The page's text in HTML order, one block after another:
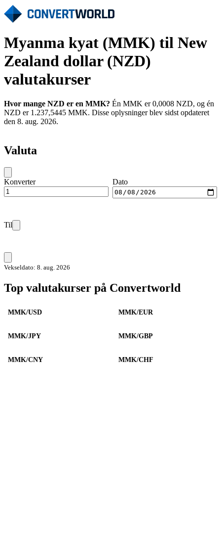
Myanma kyat (MMK) til New
Zealand dollar (NZD)
valutakurser
Hvor mange NZD er en MMK? Én MMK er 0,0008 NZD, og én
NZD er 1.237,5445 MMK. Disse oplysninger blev sidst opdateret
den 8. aug. 2026.
Valuta
Konverter Dato
Til
Vekseldato: 8. aug. 2026
Top valutakurser på Convertworld
MMK/USD MMK/EUR
MMK/JPY MMK/GBP
MMK/CNY MMK/CHF